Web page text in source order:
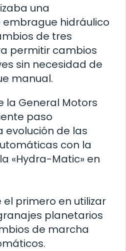
una
hidráulico
de tres
permitir cambios
sin necesidad de
manual.
la General Motors
paso
de las
con la
«Hydra-Matic» en
el primero en utilizar
planetarios
de marcha